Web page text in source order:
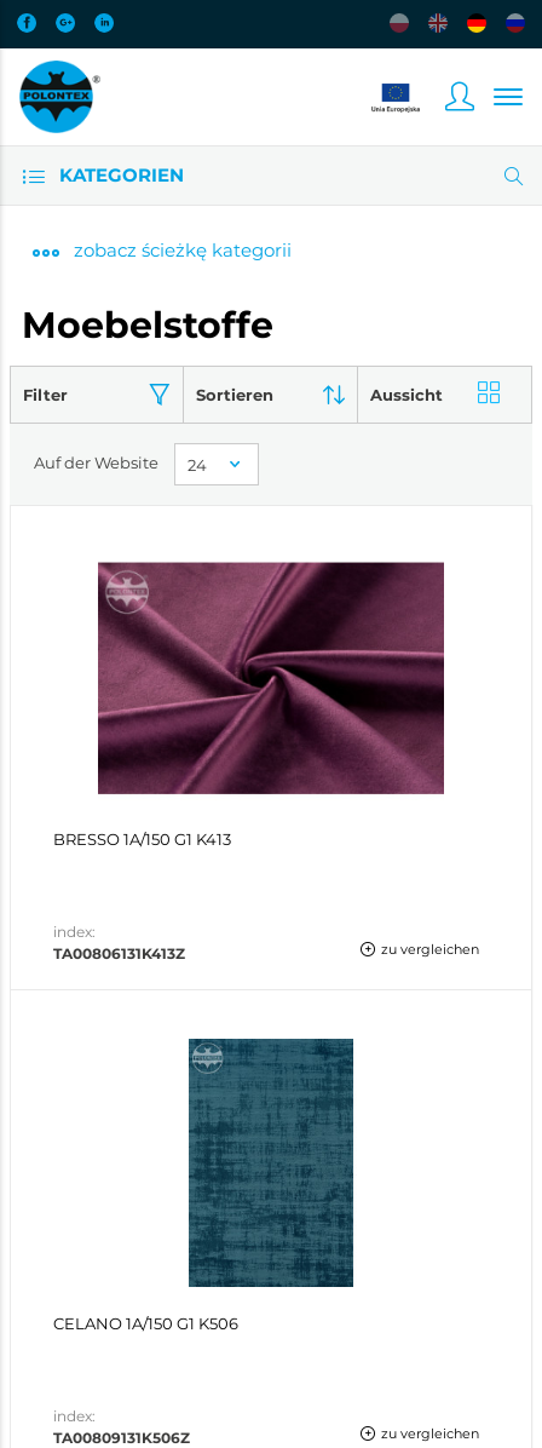
KATEGORIEN
zobacz ścieżkę kategorii
Moebelstoffe
Filter Sortieren Aussicht
Auf der Website
BRESSO 1A/150 G1 K413
index:
TA00806131K413Z
zu vergleichen
CELANO 1A/150 G1 K506
index:
TA00809131K506Z
zu vergleichen